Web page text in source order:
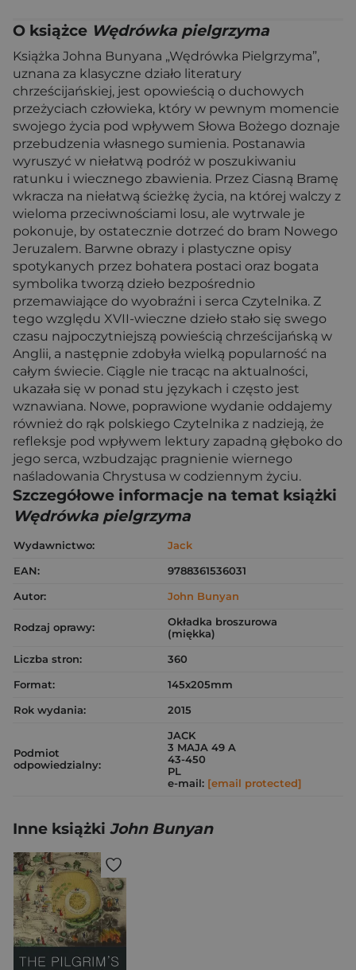
O książce Wędrówka pielgrzyma
Książka Johna Bunyana „Wędrówka Pielgrzyma”,
uznana za klasyczne działo literatury
chrześcijańskiej, jest opowieścią o duchowych
przeżyciach człowieka, który w pewnym momencie
swojego życia pod wpływem Słowa Bożego doznaje
przebudzenia własnego sumienia. Postanawia
wyruszyć w niełatwą podróż w poszukiwaniu
ratunku i wiecznego zbawienia. Przez Ciasną Bramę
wkracza na niełatwą ścieżkę życia, na której walczy z
wieloma przeciwnościami losu, ale wytrwale je
pokonuje, by ostatecznie dotrzeć do bram Nowego
Jeruzalem. Barwne obrazy i plastyczne opisy
spotykanych przez bohatera postaci oraz bogata
symbolika tworzą dzieło bezpośrednio
przemawiające do wyobraźni i serca Czytelnika. Z
tego względu XVII-wieczne dzieło stało się swego
czasu najpoczytniejszą powieścią chrześcijańską w
Anglii, a następnie zdobyła wielką popularność na
całym świecie. Ciągle nie tracąc na aktualności,
ukazała się w ponad stu językach i często jest
wznawiana. Nowe, poprawione wydanie oddajemy
również do rąk polskiego Czytelnika z nadzieją, że
refleksje pod wpływem lektury zapadną głęboko do
jego serca, wzbudzając pragnienie wiernego
naśladowania Chrystusa w codziennym życiu.
Szczegółowe informacje na temat książki
Wędrówka pielgrzyma
Wydawnictwo:
Jack
EAN:
9788361536031
Autor:
John Bunyan
Rodzaj oprawy:
Okładka broszurowa
(miękka)
Liczba stron:
360
Format:
145x205mm
Rok wydania:
2015
Podmiot
odpowiedzialny:
JACK
3 MAJA 49 A
43-450
PL
e-mail: [email protected]
Inne książki John Bunyan